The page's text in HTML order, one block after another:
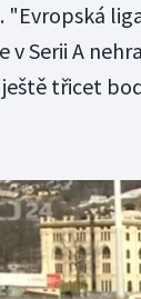
"Evropská
v Serii A
ještě třicet